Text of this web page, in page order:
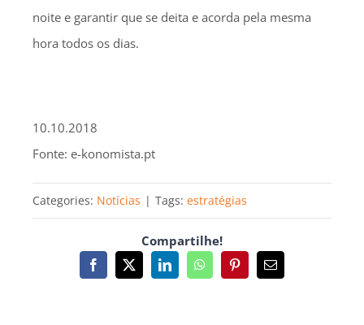
noite e garantir que se deita e acorda pela mesma
hora todos os dias.
10.10.2018
Fonte: e-konomista.pt
Categories: Notícias | Tags: estratégias
Compartilhe!
Facebook
X LinkedInWhatsAppPinterestEmail
(necessário